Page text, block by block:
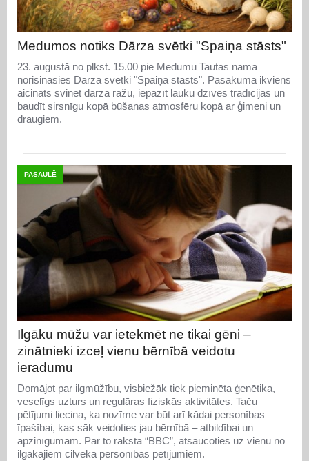
Medumos notiks Dārza svētki "Spaiņa stāsts"
23. augustā no plkst. 15.00 pie Medumu Tautas nama
norisināsies Dārza svētki "Spaiņa stāsts". Pasākumā ikviens
aicināts svinēt dārza ražu, iepazīt lauku dzīves tradīcijas un
baudīt sirsnīgu kopā būšanas atmosfēru kopā ar ģimeni un
draugiem.
PASAULĒ
Ilgāku mūžu var ietekmēt ne tikai gēni –
zinātnieki izceļ vienu bērnībā veidotu
ieradumu
Domājot par ilgmūžību, visbiežāk tiek pieminēta ģenētika,
veselīgs uzturs un regulāras fiziskās aktivitātes. Taču
pētījumi liecina, ka nozīme var būt arī kādai personības
īpašībai, kas sāk veidoties jau bērnībā – atbildībai un
apzinīgumam. Par to raksta “BBC”, atsaucoties uz vienu no
ilgākajiem cilvēka personības pētījumiem.